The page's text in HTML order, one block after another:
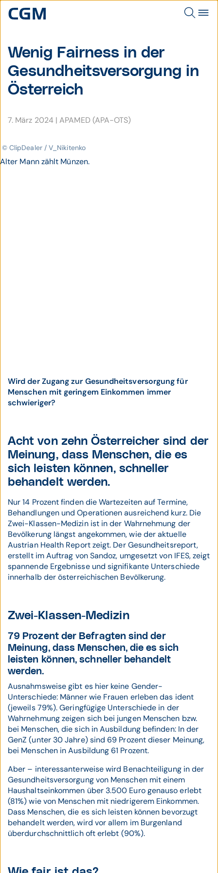
Wenig Fair­ness in der
Gesund­heits­ver­sor­gung in
Öster­reich
7. März 2024 |APAMED (APA-OTS)
© ClipDealer / V_Nikitenko
Alter Mann zählt Münzen.
Wird der Zugang zur Gesundheitsversorgung für
Menschen mit geringem Einkommen immer
schwieriger?
Acht von zehn Österreicher sind der
Meinung, dass Menschen, die es
sich leisten können, schneller
behandelt werden.
Nur 14 Prozent finden die Wartezeiten auf Termine,
Behandlungen und Operationen ausreichend kurz. Die
Zwei-Klassen-Medizin ist in der Wahrnehmung der
Bevölkerung längst angekommen, wie der aktuelle
Austrian Health Report zeigt. Der Gesundheitsreport,
erstellt im Auftrag von Sandoz, umgesetzt von IFES, zeigt
spannende Ergebnisse und signifikante Unterschiede
innerhalb der österreichischen Bevölkerung.
Zwei-Klassen-Medizin
79 Prozent der Befragten sind der
Meinung, dass Menschen, die es sich
leisten können, schneller behandelt
werden.
Ausnahmsweise gibt es hier keine Gender-
Unterschiede: Männer wie Frauen erleben das ident
(jeweils 79%). Geringfügige Unterschiede in der
Wahrnehmung zeigen sich bei jungen Menschen bzw.
bei Menschen, die sich in Ausbildung befinden: In der
GenZ (unter 30 Jahre) sind 69 Prozent dieser Meinung,
bei Menschen in Ausbildung 61 Prozent.
Aber – interessanterweise wird Benachteiligung in der
Gesundheitsversorgung von Menschen mit einem
Haushaltseinkommen über 3.500 Euro genauso erlebt
(81%) wie von Menschen mit niedrigerem Einkommen.
Dass Menschen, die es sich leisten können bevorzugt
behandelt werden, wird vor allem im Burgenland
überdurchschnittlich oft erlebt (90%).